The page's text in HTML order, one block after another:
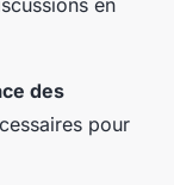
en
des
pour